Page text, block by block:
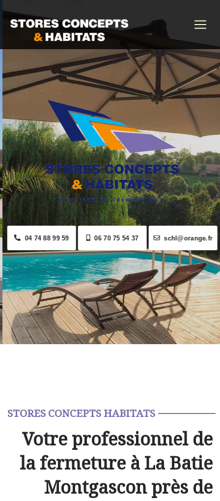
04 74 88 99 59 06 70 75 54 37 schl@orange.fr
STORES CONCEPTS HABITATS
Votre professionnel de
la fermeture à La Batie
Montgascon près de